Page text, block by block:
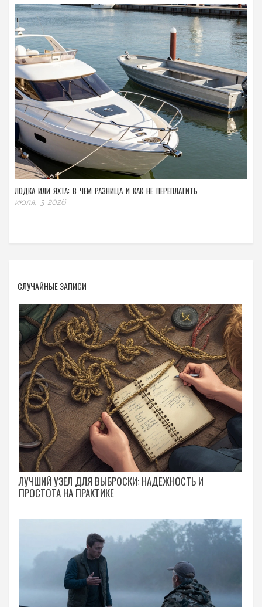
ЛОДКА ИЛИ ЯХТА: В ЧЕМ РАЗНИЦА И КАК НЕ ПЕРЕПЛАТИТЬ
июля, 3 2026
СЛУЧАЙНЫЕ ЗАПИСИ
ЛУЧШИЙ УЗЕЛ ДЛЯ ВЫБРОСКИ: НАДЕЖНОСТЬ И
ПРОСТОТА НА ПРАКТИКЕ